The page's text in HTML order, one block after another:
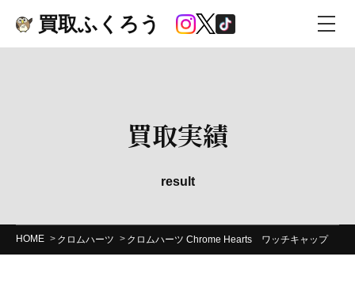
買取ふくろう
買取実績
result
HOME クロムハーツ クロムハーツ Chrome Hearts ワッチキャップ ビ